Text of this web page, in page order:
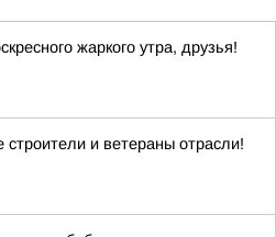
жаркого утра, друзья!
и ветераны отрасли!